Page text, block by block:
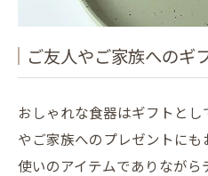
ご友人やご家族へのギ
おしゃれな食器はギフトと
やご家族へのプレゼントに
使いのアイテムでありながら